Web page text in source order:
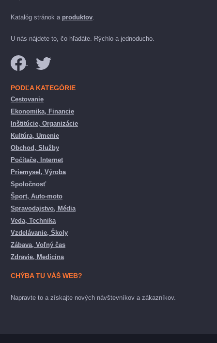
Katalóg stránok a produktov.
U nás nájdete to, čo hľadáte. Rýchlo a jednoducho.
PODĽA KATEGÓRIE
Cestovanie
Ekonomika, Financie
Inštitúcie, Organizácie
Kultúra, Umenie
Obchod, Služby
Počítače, Internet
Priemysel, Výroba
Spoločnosť
Šport, Auto-moto
Spravodajstvo, Média
Veda, Technika
Vzdelávanie, Školy
Zábava, Voľný čas
Zdravie, Medicína
CHÝBA TU VÁŠ WEB?
Napravte to a získajte nových návštevníkov a zákazníkov.